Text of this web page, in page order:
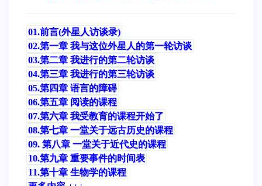
01.前言(外星人访谈录)
02.第一章 我与这位外星人的第一轮访谈
03.第二章 我进行的第二轮访谈
04.第三章 我进行的第三轮访谈
05.第四章 语言的障碍
06.第五章 阅读的课程
07.第六章 我受教育的课程开始了
08.第七章 一堂关于远古历史的课程
09. 第八章 一堂关于近代史的课程
10.第九章 重要事件的时间表
11.第十章 生物学的课程